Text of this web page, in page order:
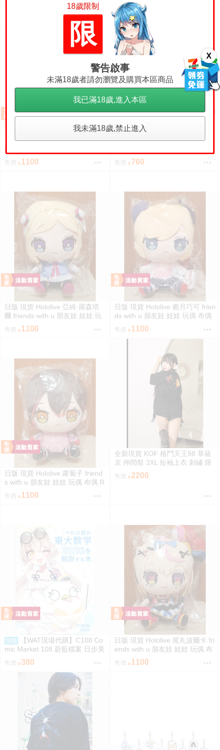
X
日版 現貨 Hololive 亞綺·羅森塔
爾 私服 friends with u 朋友娃 娃
娃 玩偶 布偶 亞綺羅森 Akirose
アキ・ローゼンタール
售價 1100
預購 【小凜社】《免訂金》Sum
蒼、久島鷗、紬溫達斯 壓克力立
牌 吊飾 壓克力御守
售價 760
日版 現貨 Hololive 亞綺·羅森塔
爾 friends with u 朋友娃 娃娃 玩
偶 布偶 亞綺羅森 Akirose アキ・
ローゼンタール
1100
日版 現貨 Hololive 癒月巧可 frien
ds with u 朋友娃 娃娃 玩偶 布偶
癒月ちょこ
1100
日版 現貨 Hololive 蘿蔔子 friend
s with u 朋友娃 娃娃 玩偶 布偶 R
oboco ロボ子
售價 1100
全新現貨 KOF 格鬥天王98 草薙
京 仲間祭 3XL 短袖上衣 刺繡 限
定聯名
售價 2200
預購
【WAT現場代購】C108 Co
mic Market 108 蔚藍檔案 日步美
ペロロ様が東大数学2026を解説
する本
380
日版 現貨 Hololive 尾丸波爾卡 fri
ends with u 朋友娃 娃娃 玩偶 布
偶 座長 尾丸ポルカ
1100
18歲限制
限
警告啟事
未滿18歲者請勿瀏覽及購買本區商品
我已滿18歲,進入本區
我未滿18歲,禁止進入